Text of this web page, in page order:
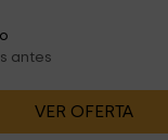
antes
VER OFERTA